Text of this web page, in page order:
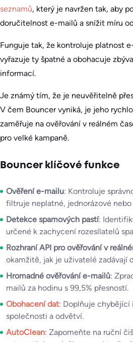
seznamů, který je navržen tak, aby
doručitelnost e-mailů a snížit míru
Funguje tak, že kontroluje platnost
vyřazuje ty špatné a obohacuje
informací.
Je známý tím, že je neuvěřitelně
V čem Bouncer vyniká, je jeho
zaměřuje na ověřování v reálném
pro velké kampaně.
Bouncer klíčové funkce
Ověření e-mailu: Kontroluje
filtruje neplatné, jednorázové nebo
Detekce spamových pastí:
určené k zachycení rozesílatelů
Rozhraní API pro ověřování v
okamžitě, jak je uživatelé zadávají
Hromadné ověřování e-mailů:
mailů za hodinu s 99,5% přesností.
Obohacení dat: Doplňuje chybějící
společnosti a odvětví.
AutoClean: Zapomeňte na ruční